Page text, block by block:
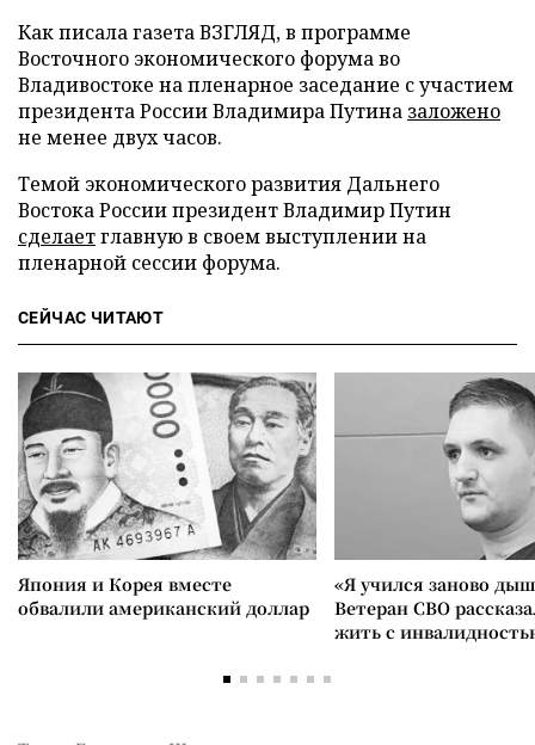
Как писала газета ВЗГЛЯД, в программе
Восточного экономического форума во
Владивостоке на пленарное заседание с участием
президента России Владимира Путина заложено
не менее двух часов.
Темой экономического развития Дальнего
Востока России президент Владимир Путин
сделаетглавную в своем выступлении на
пленарной сессии форума.
СЕЙЧАС ЧИТАЮТ
Япония и Корея вместе
обвалили американский доллар
«Я учился заново
Ветеран СВО
жить с